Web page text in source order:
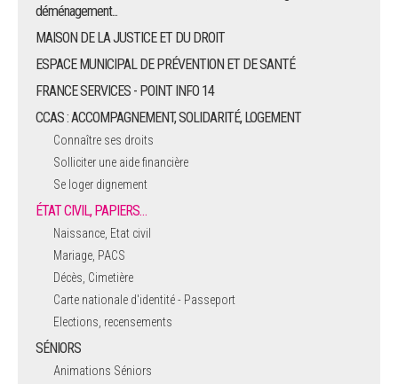
déménagement...
MAISON DE LA JUSTICE ET DU DROIT
ESPACE MUNICIPAL DE PRÉVENTION ET DE SANTÉ
FRANCE SERVICES - POINT INFO 14
CCAS : ACCOMPAGNEMENT, SOLIDARITÉ, LOGEMENT
Connaître ses droits
Solliciter une aide financière
Se loger dignement
ÉTAT CIVIL, PAPIERS…
Naissance, Etat civil
Mariage, PACS
Décès, Cimetière
Carte nationale d'identité - Passeport
Elections, recensements
SÉNIORS
Animations Séniors